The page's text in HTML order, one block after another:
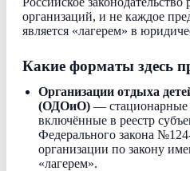
организаций, и не каждое
является «лагерем» в
Какие форматы здесь
Организации отдыха
(ОДОиО) — стационарные
включённые в реестр
Федерального закона
организации по закону
«лагерем».